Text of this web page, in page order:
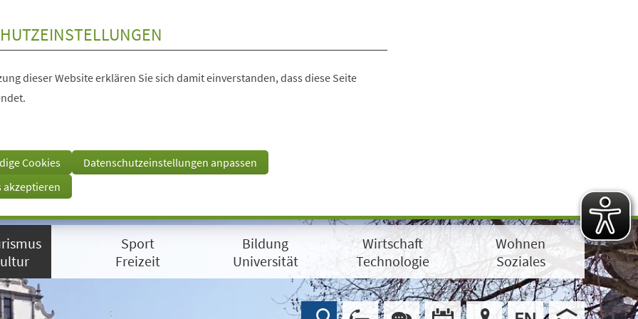
dieser Website erklären Sie sich damit einverstanden, dass diese Seite
Cookies
Datenschutzeinstellungen anpassen
akzeptieren
Sport
Freizeit
Bildung
Universität
Wirtschaft
Technologie
Wohnen
Soziales